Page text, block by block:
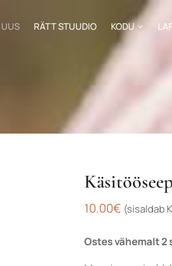
UUS RÄTT STUUDIO KODU
10.00€ (sisaldab
Ostes vähemalt 2